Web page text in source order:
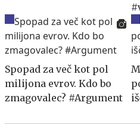
Spopad za več kot pol
milijona evrov. Kdo bo
zmagovalec? #Argument